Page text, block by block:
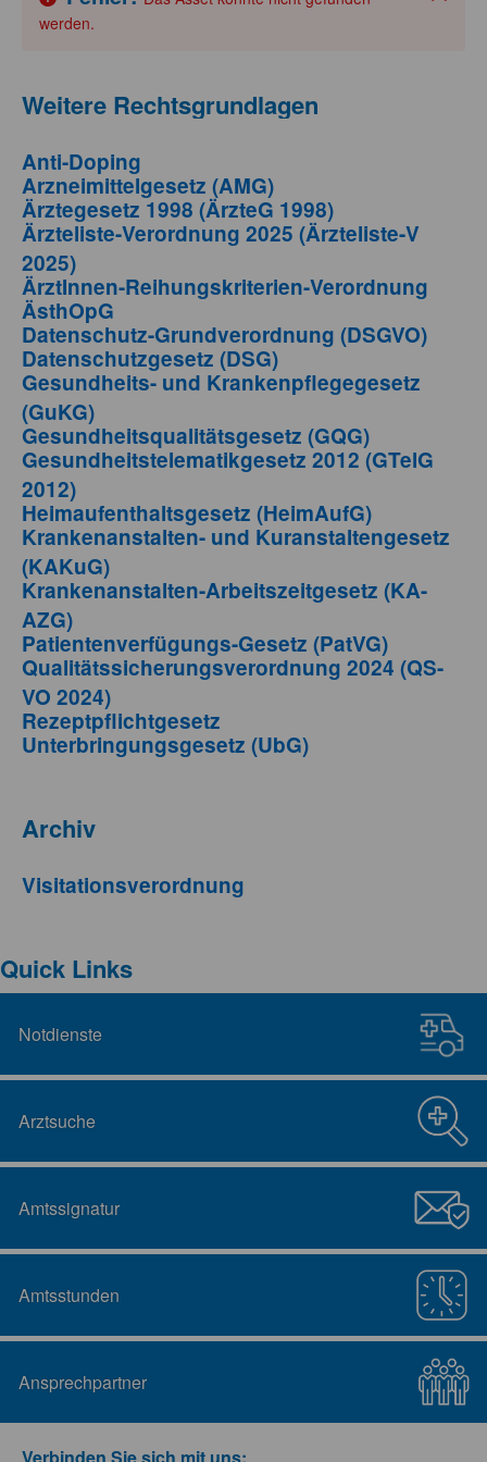
werden.
Weitere Rechtsgrundlagen
Anti-Doping
Arzneimittelgesetz (AMG)
Ärztegesetz 1998 (ÄrzteG 1998)
Ärzteliste-Verordnung 2025 (Ärzteliste-V
2025)
ÄrztInnen-Reihungskriterien-Verordnung
ÄsthOpG
Datenschutz-Grundverordnung (DSGVO)
Datenschutzgesetz (DSG)
Gesundheits- und Krankenpflegegesetz
(GuKG)
Gesundheitsqualitätsgesetz (GQG)
Gesundheitstelematikgesetz 2012 (GTelG
2012)
Heimaufenthaltsgesetz (HeimAufG)
Krankenanstalten- und Kuranstaltengesetz
(KAKuG)
Krankenanstalten-Arbeitszeitgesetz (KA-
AZG)
Patientenverfügungs-Gesetz (PatVG)
Qualitätssicherungsverordnung 2024 (QS-
VO 2024)
Rezeptpflichtgesetz
Unterbringungsgesetz (UbG)
Archiv
Visitationsverordnung
Quick Links
Notdienste
Arztsuche
Amtssignatur
Amtsstunden
Ansprechpartner